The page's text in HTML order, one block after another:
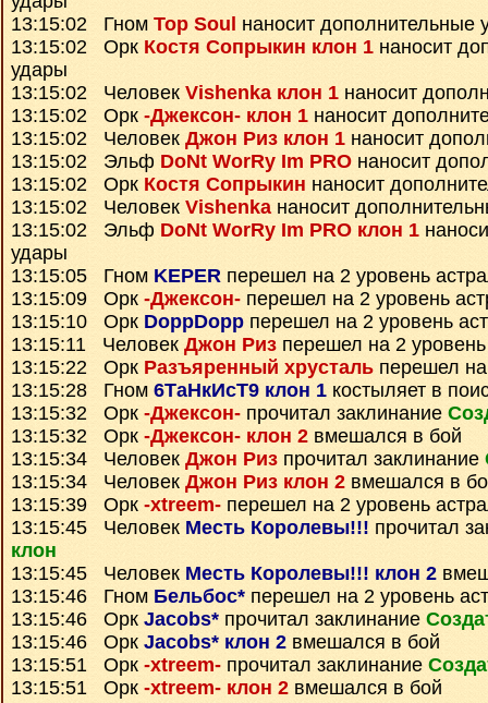
13:15:02 Гном Top Soul наносит дополнительные
13:15:02 Орк Костя Сопрыкин клон 1 наносит
удары
13:15:02 Человек Vishenka клон 1 наносит
13:15:02 Орк -Джексон- клон 1 наносит
13:15:02 Человек Джон Риз клон 1 наносит
13:15:02 Эльф DoNt WorRy Im PRO наносит
13:15:02 Орк Костя Сопрыкин наносит
13:15:02 Человек Vishenkaнаносит
13:15:02 Эльф DoNt WorRy Im PRO клон 1
удары
13:15:05 Гном KEPER перешел на 2 уровень
13:15:09 Орк -Джексон- перешел на 2 уровень
13:15:10 Орк DoppDopp перешел на 2 уровень
13:15:11 Человек Джон Риз перешел на 2
13:15:22 Орк Разъяренный хрусталь перешел
13:15:28 Гном 6ТаНкИсТ9 клон 1 костыляет в
13:15:32 Орк -Джексон- прочитал заклинание
13:15:32 Орк -Джексон- клон 2 вмешался в бой
13:15:34 Человек Джон Риз прочитал заклинание
13:15:34 Человек Джон Риз клон 2 вмешался в
13:15:39 Орк -xtreem- перешел на 2 уровень
13:15:45 Человек Месть Королевы!!! прочитал
клон
13:15:45 Человек Месть Королевы!!! клон 2
13:15:46 Гном Бельбос* перешел на 2 уровень
13:15:46 Орк Jacobs* прочитал заклинание
13:15:46 Орк Jacobs* клон 2 вмешался в бой
13:15:51 Орк -xtreem- прочитал заклинание
13:15:51 Орк -xtreem- клон 2 вмешался в бой